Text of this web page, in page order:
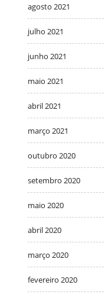
agosto 2021
julho 2021
junho 2021
maio 2021
abril 2021
março 2021
outubro 2020
setembro 2020
maio 2020
abril 2020
março 2020
fevereiro 2020